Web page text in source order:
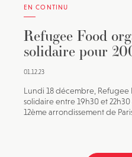
EN CONTINU
Refugee Food
solidaire pour
01.12.23
Lundi 18 décembre,
solidaire entre 19h30 et
12ème arrondissement de